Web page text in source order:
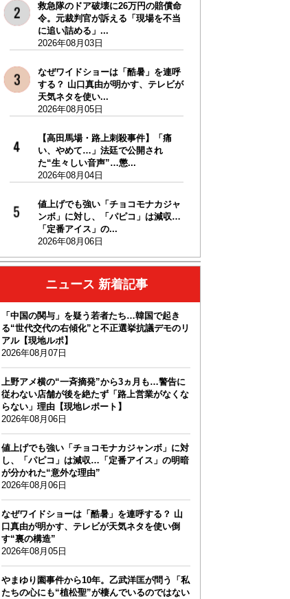
救急隊のドア破壊に26万円の賠償命
令。元裁判官が訴える「現場を不当
に追い詰める」...
2026年08月03日
なぜワイドショーは「酷暑」を連呼
する？ 山口真由が明かす、テレビが
天気ネタを使い...
2026年08月05日
【高田馬場・路上刺殺事件】「痛
い、やめて…」法廷で公開され
た“生々しい音声”…懲...
2026年08月04日
値上げでも強い「チョコモナカジャ
ンボ」に対し、「パピコ」は減収…
「定番アイス」の...
2026年08月06日
ニュース 新着記事
「中国の関与」を疑う若者たち…韓国で起き
る“世代交代の右傾化”と不正選挙抗議デモのリ
アル【現地ルポ】
2026年08月07日
上野アメ横の“一斉摘発”から3ヵ月も…警告に
従わない店舗が後を絶たず「路上営業がなくな
らない」理由【現地レポート】
2026年08月06日
値上げでも強い「チョコモナカジャンボ」に対
し、「パピコ」は減収…「定番アイス」の明暗
が分かれた“意外な理由”
2026年08月06日
なぜワイドショーは「酷暑」を連呼する？ 山
口真由が明かす、テレビが天気ネタを使い倒
す“裏の構造”
2026年08月05日
やまゆり園事件から10年。乙武洋匡が問う「私
たちの心にも“植松聖”が棲んでいるのではない